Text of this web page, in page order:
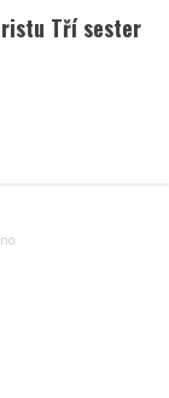
Tří sester